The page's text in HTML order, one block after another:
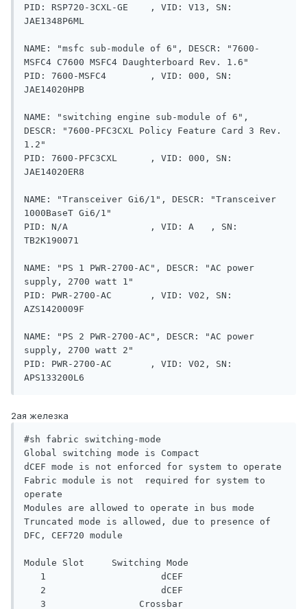
PID: RSP720-3CXL-GE    , VID: V13, SN:
JAE1348P6ML
NAME: "msfc sub-module of 6", DESCR: "7600-
MSFC4 C7600 MSFC4 Daughterboard Rev. 1.6"
PID: 7600-MSFC4        , VID: 000, SN:
JAE14020HPB
NAME: "switching engine sub-module of 6",
DESCR: "7600-PFC3CXL Policy Feature Card 3 Rev.
1.2"
PID: 7600-PFC3CXL      , VID: 000, SN:
JAE14020ER8
NAME: "Transceiver Gi6/1", DESCR: "Transceiver
1000BaseT Gi6/1"
PID: N/A               , VID: A   , SN:
TB2K190071
NAME: "PS 1 PWR-2700-AC", DESCR: "AC power
supply, 2700 watt 1"
PID: PWR-2700-AC       , VID: V02, SN:
AZS1420009F
NAME: "PS 2 PWR-2700-AC", DESCR: "AC power
supply, 2700 watt 2"
PID: PWR-2700-AC       , VID: V02, SN:
2ая железка
#sh fabric switching-mode
Global switching mode is Compact
dCEF mode is not enforced for system to operate
Fabric module is not  required for system to
operate
Modules are allowed to operate in bus mode
Truncated mode is allowed, due to presence of
DFC, CEF720 module
Module Slot     Switching Mode